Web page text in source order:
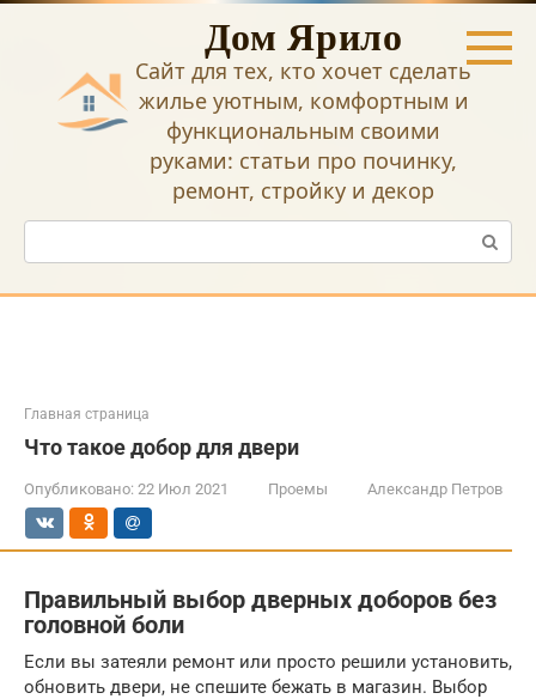
Перейти
Дом Ярило
Сайт для тех, кто хочет сделать
жилье уютным, комфортным и
функциональным своими
руками: статьи про починку,
ремонт, стройку и декор
Поиск:
Главная страница
Что такое добор для двери
Опубликовано: 22 Июл 2021 Проемы Александр Петров
Правильный выбор дверных доборов без
головной боли
Если вы затеяли ремонт или просто решили установить,
обновить двери, не спешите бежать в магазин. Выбор